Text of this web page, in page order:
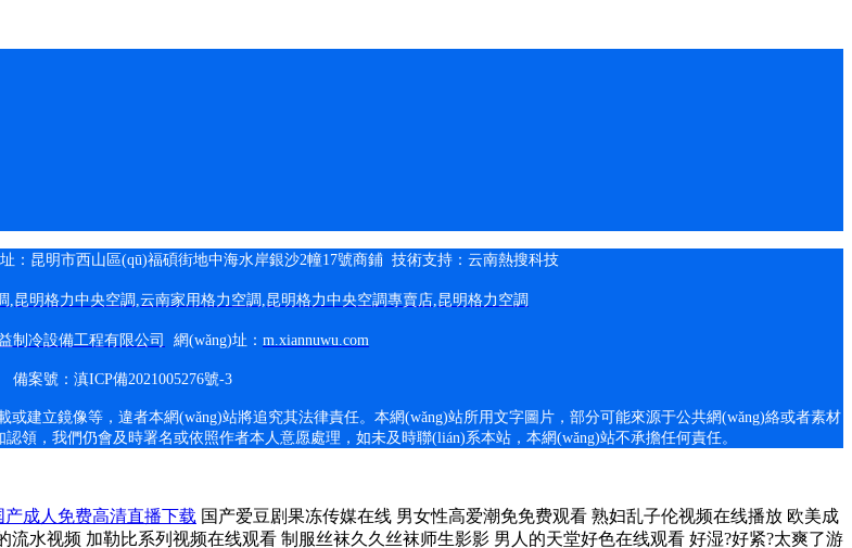
： 昆明市西山區(qū)福碩街地中海水岸銀沙2幢17號商鋪技術支持： 云南熱搜科技
昆明格力中央空調 云南家用格力空調 昆明格力中央空調專賣店 昆明格力空調
制冷設備工程有限公司 網(wǎng)址： m.xiannuwu.com
備案號： 滇ICP備2021005276號-3
或建立鏡像等，違者本網(wǎng)站將追究其法律責任。本網(wǎng)站所用文字圖片，部分可能來源于公共網(wǎng)絡或者素材
，我們仍會及時署名或依照作者本人意愿處理，如未及時聯(lián)系本站，本網(wǎng)站不承擔任何責任。
成人免费高清直播下载 国产爱豆剧果冻传媒在线 男女性高爱潮免免费观看 熟妇乱子伦视频在线播放 欧美成狂野欧美在线观看 国产精品日韩av一区二区 成a片无码免费播放 看女人逼逼骚的流水视频 加勒比系列视频在线观看 制服丝袜久久丝袜师生影影 男人的天堂好色在线观看 好湿?好紧?太爽了游戏 欧美色一区二区三区四区 久久无码中文字幕免费影院 打鸡巴操插逼逼 高清色www日本午夜色视频 免费看操美女的视频网站 日本最大中文字幕在线资源 不卡有码免费的黄色网站 无码av天堂一区二区三区 厕所偷拍15p 国产国语自产精品视频在 欧洲精欧洲精品高清一区 精品电影亚洲污 欧美成人性色区 亚洲一区二区AV在线观看 国产成人综合欧美精品久久 国产偷窥熟女精品视频 久久久久久久久极品99 亚洲精品国产精品乱码不卡 亚洲欧美激情精品一区二区 亚洲一区二区三区欧美色妞 国产精品大屁股白浆aa 亚洲一区二区三区四区黄 熟妇的荡欲bd高清 1769国产精品短视频 男女边吃奶边做边爱视频 久久免费看少妇a级黄片 国产高清DVD 最大胆裸体人体牲交日韩 大鸡巴操无毛女视频观看 天天视频天天爽 日韩毛片中文字幕在线观看 国产片婬乱一级毛片视潘 肉体裸交137大胆摄影 gogogo高清在线日本 国语对白国产成人AⅤ片 国产精品自在拍首页视频 一区二区三区国产好的精品 欧美一区二区三区精品免费 美女在床上鸡巴22免费 3p艹嗯嗯啊啊 国产日韩欧美精品线路一区 男人跟女人操黄片儿操逼 欧美美女脱衣服搞鸡网站 国产成av不卡在线观看 人与动人物a级毛片中文 最近更新中文字幕手机版 精品57页国产100页 无套挺进少妇私下处内射 天天夜i日日清莫一97 日本一级特黄大片做受图片 精品国产亚洲一区二区麻豆 大杳蕉伊人欧美一本遒在饯 国产一区二区叉叉动态图 亚洲 欧美 激情 在线 国产亚洲精99品精99 天天影视之色香欲宗合网 欧美成人免费不卡在线观看 成人区精品人妻黑人AV 欧美黑寡妇aaaaa片 亚洲综合成人婷婷五月网址 欧美最猛性xxxx 伊人亚洲大杳蕉色无码 国产在线播放线99香蕉 青青青免费网站在线观看 国内精品77777水潮 国产三级视频在线观看免费 日本加勒比官网中文字幕 h无码动漫在线观看 午夜免费福利88888 成人网站色多app下载 亚洲精品无码中文久久久 北岛玲精品一区二区三区 少妇被爽到高潮 艹女人下面啊啊啊叫网站 高潮一区二区三区久久亚洲 777奇米四色成人影色区 大鸡巴 操出水在线观看 噜噜色综合噜噜色噜噜色 自拍欧美日韩 久久国产加勒比精品无码 插逼啊啊啊啊片 男人的天堂亚洲久18禁 久久av 一区二区三区 国产胸大美女的av网站 日本极致诱惑午夜福利视频 青青青青爽极品在线视频 插女人阴道视频 国产精品人妻无码久久久 国产做a爰片久久毛片a 欧美午夜理论三级在线观看 日韩毛片中文字幕在线观看 亚洲AⅤ久久久噜噜噜噜 国产精品久久久久精品一区二区 美女查比比网址 综合亚洲AV图片区 伊人亚洲综合网色av另类 欧美日韩国产狼人久久久 国产美女视频免费看网站 日韩版av免费在线播放 欧美喷水在线一区二区三区 亚洲深深色噜噜狠狠网站 国产品久久久久久久久久不 在线观看a片免费网站 操鸡免费网站在线看认证 天天摸夜夜添高潮出水 丝袜美腿精品一区二区三 中文字幕无码无码专区 啊啊啊别插进去啊啊视频 少妇特黄a一区二区三区苍 ?国产精品久久精品三级 诱奸农村小处女 想让大鸡巴透逼视频网站 国产精品美女www爽爽爽视频 国产一区二区三区自拍视频 日韩aⅴ无码大片无码片 少妇2做爰伦理 激情五月综合色婷婷综合 肉狂插视频喷了 特殊重囗味sm在线观看无码 久久精品女人天堂av麻 7788人成免费a片 日中国老太婆逼 久久国产高清伦理久久一 一道本中文字幕在线观看 男人插女人骚视频988 操美女美女啊啊啊美女啊 大鸡巴巴逼逼逼逼逼逼逼 国产一二级视频在线观看 аⅴ的天堂网最新版在线 操逼网址站操快操外国人 大肉棒操逼视屏 WWW黄色大黑屌Con 97超pen公开视频18 婷婷视频在线观看免费视频 插进去啊啊啊不要要麻豆 国产污不卡视频在线观看 玩乳吃奶无遮挡免费视频 精品国产女同疯狂摩擦2 久久综合亚洲鲁鲁五月天 亚洲东京热无码av专区 中国露脸少妇av一区二区 国产精品国产三级国产剧情 手插逼比鸡吧插逼更舒服 国内精品久久人妻互换 国产包臀裙AV在线播放 欧美 日韩 一区 自拍 手插逼里视频? 欧美肥老大BBwBBW 亚洲欧洲日本欧美另类的 精品国产亚洲一区二区麻豆 欧美真人大鸡巴射精集锦 色哟哟免费视频播放网站 色综合综合色综合色综合 鲁大师视频在线观看视频 免费看男阳茎进女阳道动态图 中国美女一级特黄大片片 在线免费观看avh网站 国产麻豆剧果冻传媒一区 丰满熟妇乱又伦在线无码视频 肏逼网尤物视频 中文精品久久久久精品 国产又粗又湿又爽的视频 九九热这里只有精品18 av无码岛国免费动作片 黑人巨茎大战中国美女 色噜噜狠狠网站狠狠爱欧美 无码jk粉嫩小泬在线观看欧美 亚洲日本精品一区久久精品 欧美高清性videos jk白丝污免费在线观看 大粗黑鸡巴流水插逼视频 精品少妇人妻久久av免费 国产精品久久久9999 别揉我奶头一区二区三区 xxxxx大胸 免费高清视频免费观看 射你逼里好不好视频导航 色呦呦最新在线观看入口 欧美日韩人妻 亚洲欧美综?区自拍另类 女生被大鸡巴操的黄视频 68热无码视频在线观看 国产精品色视频ⅩXXX 国产69精品视频在线观看 怡红院怡春院视频免费看 国产 在线 | 日韩 欧美性大战久久久久xxx 99热这里真的只有精品 亚洲一区二区精品在线观看 在线观看亚洲精品国产福利app 大鸡吧操逼无套内射强迫 朋友醉酒人妻被中文字幕 国产女人高潮嗷嗷嗷叫 国产午夜免费啪视频观看 日韩人妻无码一区二区三区综合部 色婷婷在线视频免费播放 97久久精品人人澡人人爽 四大美女操逼逼出水大片 小泽玛利亚av在线视频 久久亚洲av成人一二三区 亚洲领先的自拍视频网站 美女把大逼张开让男人操 久久综合开心激情五月天 骚逼视频日逼视频大鸡吧 最新亚洲人成无码网www电影 欧美性猛交xxxxx B站禁止转播404入口 2020亚洲男人的天堂 超97免费视频在线观看 啊灬啊灬高潮来了…视频 国产精品天天看 高清国产美女一级八av 影音先锋aⅤ无码资源网 欧美激情浏览器一区二区 91丝袜精品久久久久久久 亚洲国产大片一区二区官网 骚逼女教师被大鸡巴猛操 午夜成人无码毛 在线黄色网站不卡摸奶咬 日韩精品人妻黄色一级片 玩具酱透明黑色旗袍自慰 小泽玛利亚作品在线观看 特级太黄a片免费播放一 强壮的公次次弄得我高潮 精品熟女少妇av免费久久 一道本中文字幕在线播放 香蕉视频成人网在线观看 久久久久无码精品国产a 欧美一区日韩一区亚洲一区 人妻波多野结衣爽到喷水 青娱乐成人电影 91精品一区二区三区免费 波多野结衣在线观看 欧美性生活日本少妇人妻 男人插女人骚视频988 一级丰满老熟女毛片AV 无码人妻丰满熟妇区毛片18 日本www免费人成网站 色先锋影音先锋a∨资源 国产污不卡视频在线观看 欧美最猛黑a片黑人猛交 欧美顶级毛片在线播放 人妻痴汉电车中文字幕片 操逼操浪潮av 日本三级韩国三级欧美三级 日本免费一区二区野花视频 伊人色婷婷在线观看视频 小sao货水好多真紧h无码视频 人人妻人人爽人人澡 视频区图片区小说区国产 夜晚男人18app在线 久章草在线免费视频播放 美国日本亚洲欧洲东京热 精品熟女碰碰人人a久久 艹女生阴道视频在线观看 日韩av第一页在线播放 校草被两个混混脱裤玩J 黑人大鸡巴操美女的黄片 国产福利视精品永久免费 少妇被躁爽到高潮无码文 国产三级视频在线观看免费 女人高朝张开腿让男人桶 成人亚洲精品一区二区三区 亚洲男同打飞机射精视频 婷婷四房播播 熟妇喜粗鸡巴插骚逼视频 国产日韩欧美 99国精产品一区二区三区a片 国产大鸡巴操逼 亚洲熟妇无码久久久精品 欧美操操逼视频 手机在线观看你懂的网站 射人妻av超碰 97成人无码视频有精品 男人和女人靠逼网站免费 音先锋女人av女色资源 欧美疯狂xxxxbbbb牲交 久久国产高清伦理久久一 国产jk精品白丝av在线观看 国产播放啪视频免费视频 夾肏正在:播放 亚洲精品三区 婷婷婷婷婷久久久久久久 一个人在线免费观看欧美 精品国产18久久久久久 中国老女人逼的AvAv 逼逼操操操黑逼暴躁逼逼 欧美亚洲三级片 屄 大鸡巴 黑屌 淫水 午夜福利视频合集1000 亚洲欧美日韩在线一区 成年女人a片免费视频 亚洲欧美另类精品久久久 美女又黄又骚无遮挡网站 破女流血 自拍 99热这里只有精品91 成人一区二区三区国产精品 嗯嗯啊嗯舔视频 女人高朝张开腿让男人桶 日韩夫妻性生活免费视频 亚洲电影在线播放一区二区 国产亚洲精品久久久久久久软件 国产最爽的乱淫视频国语 国产系列馨蕾的全部视频 大鸡巴操小嫩穴视频在线 少妇无av无码专区 国产精品夜色视频一级区 dxj在线视频免费观看 女人和公豬交内谢 国产美女精品久久久小说 男人操女人逼能看的视频 斯啊啊啊别插了??网站 久久久一本精品99久久精品66 超碰手机在线观看亚洲色图 末发育女av一区二区三区 19禁免费视频无码网站 国产精品对白刺激久久久 国产成人av 国产精品日日做人人爱 99部国产精品免费观看 亚洲美女的屁眼视频网站 厨房玩弄人妻系列天天弄 久久精品人人爽人人爽快 小蝌蚪入口一二三四高清 99国产欧美另类久久片 国产第一影院草草影院久久 天天干天天摸天天爽天天操 国产欧美日韩综合精品二区 精品免费一区二区三区在 福利小视频网站在线观看 亚洲AV永久无码天堂影 黑人大鸡插白女人的驿逼 被男人添囗交做爰视频 欧美日韩一区二区三区大片 久久久综合久久久鬼88 欧美 日韩 另类 中文 久久精品免视着国产成人 丰满人妻被快递员侵犯的电影 91老熟女人人做人人爱 亚洲美女高潮久久久久电影 久久亚洲欧美日韩精品专区 AAA一级毛片免费韩国 啊灬啊灬高潮来了…视频 性色做爰片在线观看ww 宝贝h调教1v1h 国内精品77777水潮 国产性一交一伦一色一情 国产呦在线沙发 男人操女人操到爽的视频 美女操逼免费的 欧美伊香蕉久久综合网99 大鸡巴插入少妇骚穴视频 久久国产高清波多野结衣 亚洲国产精品18久久久久久 中文字幕99页 高清中文字幕男人的天堂 精品老司机免费观看在线 gogo大胆无码免费视频 日本一区二区三区免费在线 日产无码中文字av 看男人日女人小穴的网站 久久久无码国产 18禁日本黄无遮挡禁免费视频 野外插BB吸奶 久久久久久久久久三级三级 国产精品门 免费看成人a片无码视频 亚洲天堂av一区二区三区 丝袜美女跪下男人操视频 中字无码av手机看av 爱鲁鲁在线视频免费观看 淫荡少妇被内射 丁香婷婷亚洲六月综合色 久久精品aⅴ无码中文字 日本激情一区二区啪啪啪 国产精品一区二区三区三 怡红院免费AV更新最新 无码av免费一区二区三区四区 打印照片4色好还是6色好 亚洲午夜国产激情福利网站 激情国av做激情国产爱 龙泽玛丽亚电影在线观看 男人插女人机机免费网站 аⅴ天堂精品久久久久久 亚洲男人天堂在线视频观看 艹比fuck艹女人日比 肏喷水淫荡骚货 国产男女猛进猛出无遮挡 大鸡巴猛插小穴在线观看 操女人的大洞洞 大奶子av一区二区三区 别插我的B嗯啊视频免费 啊嗯哈 老公你的太大了 欧美性爱中文字幕无线码 护士奶头又白又大又好模 操逼干男人视频 亚洲一级 片内射视正片 熟妇熟女乱妇乱女网站 欧美亚洲另类热视频一区 亚洲国产成人一区二区在线 无码a片 操美女明星BB在线视频 国产极品高颜值美女到高潮 淫视频观看免费 男生用阴茎插进美女的胸 俄罗斯一级黄片 国产999精品免费国产 全彩无码里番本子库 国产伦精区二区三区视频 高清国产美女a一级毛片 亚洲精品无码专区久久久 天堂а√中文最新版在线 岛国片在线免费观看一区 黄色日皮被大肉棒c视频 亚洲精品国产精华液 亚洲欧美日本一区二区三区 亚洲日本精品麻豆一区国产 色888日韩自偷自拍美女 米奇777狠狠欧美三区 国内精品久久久久香蕉。 大鸡巴操小紧逼中国版本 舔骚妇淫穴网站 国产精品无码久久综合 91人妻人人爽人人澡精品 欧美 日韩 一区 自拍 jlzz大全高潮多水老师 国产美女遭强被高潮网站 男人和女人桶鸡鸡的视频 97人人妻人人操人人爽 50岁的老熟妇高潮强烈 男人爆插女人逼免费观看 久久亚洲精?无码观看不 91 久久 综合 第一页 久久99精品一区二区三区 美国大吊日美女 999久久网站国产毛片 日韩97精品一区二区三区 被公多次侵犯致怀孕中文 狠狠色噜噜色狠狠狠综合久久 情节三级视频网站在线观看 亚洲xxxxxxxxx^ 欧美日韩国产一区二区在线 天天摸夜夜摸夜夜狠狠添 九九热视频免费 我和小表妺在车上的乱h 国产精品一区二区av白丝 操大逼黄色视频 乳奴调教榨乳器拘束机器 日韩欧亚gay视频网站 日韩在线视频观看一区二区 阳台顶着岳刘晓莉的肥臀 国产乱码午夜福利在线视 国产精品夫妇在线激情啪 亚洲最大的偷拍视频网站 精品57页国产100页 操女生免费网站有限公司 欧美另类精品xxxx99 性感美女自慰自己的骚逼 中国妇被黑人XXX猛交 女生扒开尿口让男生桶爽 国产精品小电影 亚洲加勒比精品一区二区 黄片免费看亚洲一区二区 国产一级内片内射免费看 亚洲熟妇无码久久久精品 中文字幕无码亚洲a人片 久久久一本精品99久久精品66 中文字幕精品久久久久人妻 亚洲色精品VR一区二区 免av在线观看网站 97青娱乐青娱乐色婷婷 欧美国产日本韩国一区二区 97超pen公开视频18 欧美日韩高清性色生活片 一本倒av无码免费在线 大屁股熟女一区二区三区 黑人强伦姧人妻护士视频 无码av永久免费专区人 上萬網友分享a级国产乱 人妻福利视频 av500精品福利视频 看女人逼逼骚的流水视频 国产精品中文字幕在线三级 久久99热婷婷精品一区 大鸡巴操骚外国人的骚逼 色呦呦美女人体免费视频 亚洲精品久久久久电影院 亚洲色图1314狠狠做 日本美女插bb 床震吃乳强吻扒内裤漫画 亚洲国产精品午夜在线观看 日韩 中文字幕 欧美精品 久久亚洲sm情趣捆绑调教 精人妻无码一区二区三区 欧美成人人做人人爱视频 篠田优无码视频在线观看 操骚屄黑丝诱惑美女动漫 男人插女人骚逼98视频 亚洲色无码专区在线观看精品 欧美日韩美女精品在线观看 人妻中出精品久久久一区二 夜夜高潮夜夜爽夜夜爱爱 日本丰满风骚巨乳美少妇 日本三级韩国三级欧美三级 啊啊啊啊大鸡巴操我视频 日韩精品一区二区三区四区蜜桃 成人性爱一级片 鸡巴插进逼逼里视频软件 一区二区日本影院在线观看 国产欧美成人综合色就色 亚洲欧洲国产成人综合在线 国产4k高清电视十大排名 国产生活片播放 岛国av电影免费在线观看 小少妇骚逼视频 女人把腿扒开让男人狂捅 女同学帮我吃大吊好骚啊 免费男女日比网 明星黄色视频搞B全免费 大鸡巴 操出水在线观看 日韩在线视频观看一区二区 男女啪视频免费观看妖精 国产午夜无码福利在线看 黄色片《男人操女人逼》 97无码免费人妻超级碰碰碰碰 美女舔屌爆插逼逼美女舔 国产在线播放不卡的av 欧美猛男激情久久久久久 免费乱人伦日本爽爽影院 动漫版操小嫩逼 99久久久无码国产精品免费 亚洲精品AA片在线观看 脱了内裤自慰喷水?网站 国产精yjizz视频网 车上一下子就弄进去了岳 德国大肥女作爱高潮视频 99热这里真的只有精品 大鸡吧视频免费 精品日韩一区二区三区在线 亚洲最大的偷拍视频网站 超碰欧美精品人人做人人爱 夜夜操夜夜操天天操天天操 99久久国产综合精品尤物 日本成本人三级在线观看 久久aaaa片一区二区 国产av最新精品自在自线 仙踪林久久久久久久999 极品YIN荡合集TXT 久久久久久久久久三级三级 MEcTN裸体国模专辑 无码人妻一区二区三区免费 真人性人交视频免费观看 国产欧美日韩一区二区三 亚洲 天堂av一区二区 大屁股熟女一区二区三区 欧美牲交a欧美牲交aⅤ 白丝女被C网易网站网址 性培育学校羞耻椅子调教h文 99r精品视频这里免费 天天啪天天操天天干天天日 男生和女生吊鸡 大鸡巴操小逼视频免费看 99这里只有精品免费视频 91黄视频网站在线观看 亚洲精品国产第一综99久久 日本一区二区三区高清大片 亚洲成在线观看天堂无码 国产亚洲精99品精99 亚洲国产成av国产自 男人天堂av网在线观看 67194人成免费无码 中国无码人妻丰满熟妇啪啪软件 国产精品动漫久久久久久 日本视频一区二区三区在线 国产一级特黄a大片免费 亚洲国产精品久久久久秋霞 国产片一区二区三区四区 男女一级毛片免费视频看 亚洲精品天堂国产888 成a人片亚洲日本久久 在线a人片免费观看不卡 欧美真人大鸡巴射精集锦 国产一二级视频在线观看 2021精品久久久久精品免费网 2023免费观看国语高清电视剧 日中国老太婆逼 骚气鸡巴的视频在线观看 久久av色欲av久久蜜桃麻豆 中文字幕在线看日韩电影 日韩大学生美女一区二区 亚洲欧美日韩精品一区二区 大学生一级毛片 久久精品国产清自在天天线 欧美熟妇aⅴ网 国产精品日本亚777 国产三级精品三级在线专1 美女刮屄毛后屄视频操屄 下一篇久久久久久18p 男人干女人的BB小视频 高清免费ⅩXX性爱视频 大团圆电视剧全集在线观看免费 美女被大鸡吧操插操插日 川上优最新中文字幕不卡 亚洲美女操大b 韩国a片 美女被操15p 黑人开嫩苞视频在线播放 日本老妇乱子伦中文视频 无码人妻一区二区三区免费 激情无码人妻又粗又大 日本在线观看一区二区三区 又粗又大整进去好爽视频 美女视频在线观看免费观看 久久天天躁狠狠躁夜夜躁2020 农村的大鸡巴操花逼视频 九色综合国产一区二区三区 热区欧美精品亚洲高清区 骚逼喷水/VK 无码少妇一区二区三区 国产精品白浆一区二区三区 国产av无码国产av毛片 鸡巴插小穴视频在线观看 老熟女自摸扣逼流水视频 啊啊啊啊鸡巴太深了视频 欧美无av在线中文字幕 日本女主角图片操逼鸡巴 免费看各种迷奸操逼视频 操逼的网站浪潮 国产精品丝袜拍在线观看 国产av午夜精品福利区 日韩aⅴ无码大片无码片 日韩区一区二在线观看视频 91精品国产日韩欧美综合 进去美女馒头穴 欧美插逼逼视频 中文字幕在线播放第二页 欧美a v日韩中文字幕 男生插入女人下面的视频 女同性女同熟女女同aaa 扒开女人屄再插鸡巴视频 日本国产精品片免费观看 亚洲色图1314狠狠做 亚洲日韩欧美制丝袜国产 欧美超碰夜夜澡日日澡久久久 女同性女同熟女女同aaa 日韩欧美在线精品一区二区 AV线高清无码系列网站 水果派解说网站 精品精品国产自在97香蕉 给我放一个操大逼的黄片 国产精品亚洲综合制服日韩 午夜av福利一区二区三区 成人精品老熟女一区二区 就要鲁,就要鲁在线观看 男鸡女叉逼视频 欧美男同gay猛男免费 被黑人中出的人妻在线看 国产一级毛片一区二区视频 看完sao逼流水的视频 从后面抱住使劲日逼视频 同房后两天有黄色分泌物 寡妇大J8又粗又大视频 国产精yjizz视频网 免费男女日比网 日韩人妻精品一区二区三区视频 国内自拍偷国视频系列无 亚洲大白屌操逼免费搜看 国产精品中文字幕在线三级 天天天天躁天天爱天天碰 亚洲AV综合在线欧美网 鸡鸡爱逼逼视频 69精品久久久久久久精品a片 国av无码亚av毛片 国产超短裙丝袜在线观看 熟妇喜粗鸡巴插骚逼视频 美女和帅哥啪啪免费网站 亚洲成a人片 大鸡巴插我使劲好爽动图 成人网站色情WWW免费 警察受呻吟双腿大开bl男男 99精品国产电影一区二区 天天摸天天操天天碰影院 裸体美女被操的啊啊直叫 做爰性视频免费观看视频网 无码一区二区三区 av 91免费视频高清在线观看 曰本香港人妻三级片网站 大鸡巴抽插嫩逼视频免费 日本少妇黄色片 啊啊啊啊啊啊嗯嗯嗯视频 久久免费看少妇高潮v片特黄 大肉棒插入逼穴里的视频 日韩久久无码免费看a 尤物网在线观看欧美日韩 在线观看女生被操的网站 无码中文av有码中文a 香蕉97人妻免费碰碰碰 日韩欧中文字幕乱码大香 美女裸体无遮挡免费视频免费 夜夜爽一区二区三区精品 国产美女在线观看无遮挡 亚洲激情一区二区在线观看 99精品在线 久久艹视频这里只有精品 欧美丰满大屁股ass 人妻少妇久久中文字幕 99这精品视频在线观看 日本 人妻 三级 在线 久久毛片少妇高潮 少妇2做爰伦理 六十路の高齢熟女が中出 国产中文字幕高清在线观看 国产999精品免费国产 一道本中文字幕在线观看 男人的天堂av2014 韩国三级bd高清中字全部 精品综合国产亚洲欧美久久 久久久AV无码精品免费 被公侵犯到怀孕中文字幕 不卡有码免费的黄色网站 日本大片两个人免费观看 张筱雨人体337p人体 小泽玛利亚在线播放电影 韩国无遮羞成人漫画免费 消息称日韩欧美中文字幕 最新国产av一区二区三区 在线观看的无码国产h片 欧美日本一区二区点击进入 黄片视频大鸡巴 欧美黑粗大在线观看视频 美女毛片高清无遮掩视频 日逼口述短视频 欧美亚洲日AⅤ在线观看 亚洲a色91精品免费看 亚洲男人的天堂色偷免费 久9色无码精品国产av 欧美猛男与黑人久久精品 高跟翘臀老师后进式视频 花花草草寻亲记哪里看全集 久草大香蕉一区 97资源网总站人人超碰 嗯啊痛强制视频女性网站 欧美在线成人网a片 国产无套精品一区二区 色婷婷一区二区三区aⅴ 很鲁很色的视频在线观看 操动漫美女小穴视频网站 精品无码久久久久国产 夜晚男人18app在线 2022国产精品永久在线 国产大鸡巴操逼 男人和女人桶鸡鸡的视频 插曲视频免费高清观看在线播放 天天摸夜夜摸夜夜狠狠添 国产无遮挡又污又黄又爽 人人人妻人人人妻人人人澡 农村大炕玩双飞 国产成人综合亚洲天堂的 肉丝肉足丝袜人妻在线无码 护士做爰三级视频在线观看 91av320 五十路熟妇中出无码视频 亚洲综合国产精品第一页 九九在线视频在线视频精品 日本不卡码一区二区三区 国产一区二区在线观看天堂 天天日 天天干 天天操 亚洲一区二区三区四区国产 好紧好爽要喷了在线影院 国产一级内片内射免费看 为了怀孕的人妻中文字幕 XXXXX69日本少妇 啊啊啊大鸡巴插小穴视频 色欲av无码一区二区三区 国产精品蜜桃麻豆色哟哟 93久久久久久久久久久 国产免费一区二区三区在 国产不卡高清视频在线观看 日韩av一区二区精品不卡 亚洲av一级片在线观看 国无人精品一区二区三区 91精品欧美一区二区综合 999精品国产一二三区 日本xxxxx中文字幕 《年轻的寡妇》中文字幕 色欲av无码一区二区三区 美女与坤吧操逼 欧美日韩亚洲综合久久精品 久久久不卡国产精品一区二区 欧美在线不卡视频一二三 国产欧美日韩综合精品二区 小逼逼，插入、 被插喷在线播放 av综合女生片在线观看 午夜香港三级a三级三点 国第二产在线无码精品区 四虎亚洲精品无码 国产高清一区二区二三区 少妇小树林野战a片 日韩av电影在线观看网站 久久久有码一区二区三区 国产精品午夜不卡片在线 日韩电影丝袜美腿的诱惑 精品国产成人亚洲午夜福利 波多野吉衣AⅤ无码一区 人人妻人人澡人人爽欧美一区 亚洲综合卡通动漫第一页 chine大鸡吧操女人 亚av无码s国av 伊人久久亚洲婷婷综合久久 久久精品国产99国产精品导航 国产一级久久久久久大片 欧美喷水在线一区二区三区 久久天天躁狠狠躁夜av 小骚逼啪啪视频 国产日女人视频在线观看 日日日天天射天天干视频 九九视频精品免费在线观看 国产精品一区二区三区三 女人黄色逼视频网站免费 亚洲欧美日韩在线 激情 从后面抱住使劲日逼视频 五月天国产成人免费视频 午夜大片爽爽爽一区二区 一区二区三区高清视频日本 在线观看亚洲精品国产福利app 色噜噜狠狠一区二区三区 人妻夜夜爽三区麻豆av 我要看美女光腚操逼大片 国产乱人伦AV海角社区 国产日本一区二区三区久久 久久久久久久黄少妇毛片 亚洲日本大奶子翘臀操逼 色综合久久九无码